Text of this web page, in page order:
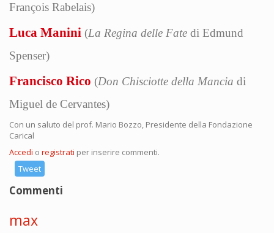
François Rabelais)
Luca Manini (La Regina delle Fate di Edmund
Spenser)
Francisco Rico (Don Chisciotte della Mancia di
Miguel de Cervantes)
Con un saluto del prof. Mario Bozzo, Presidente della Fondazione
Carical
Accedi o registrati per inserire commenti.
Tweet
Commenti
max